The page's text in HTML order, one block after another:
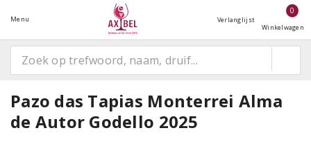
Menu Verlanglijst
0
Winkelwagen
Pazo das Tapias Monterrei Alma
de Autor Godello 2025